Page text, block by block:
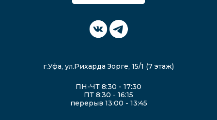
г.Уфа, ул.Рихарда Зорге, 15/1 (7 этаж)
ПН-ЧТ 8:30 - 17:30
ПТ 8:30 - 16:15
перерыв 13:00 - 13:45